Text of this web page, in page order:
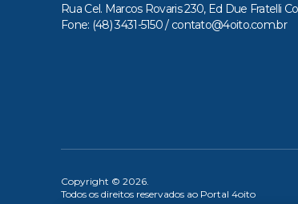
Rua Cel. Marcos Rovaris 230, Ed Due Fratelli
Fone: (48) 3431-5150 / contato@4oito.com.br
Copyright © 2026.
Todos os direitos reservados ao Portal 4oito